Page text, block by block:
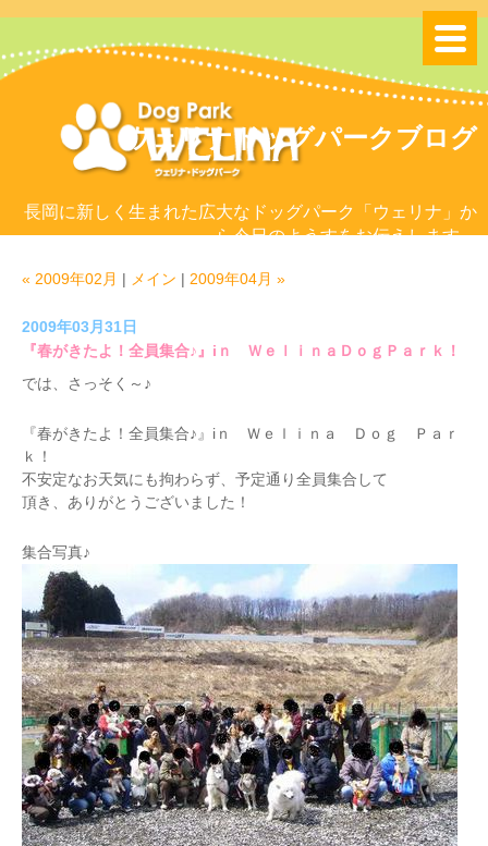
ウェリナドッグパークブログ
長岡に新しく生まれた広大なドッグパーク「ウェリナ」か
ら今日のようすをお伝えします。
« 2009年02月 | メイン | 2009年04月 »
2009年03月31日
『春がきたよ！全員集合♪』iｎ ＷｅｌｉｎａＤｏｇＰａｒｋ！
では、さっそく～♪
『春がきたよ！全員集合♪』iｎ Ｗｅｌｉｎａ Ｄｏｇ Ｐａｒ
ｋ！
不安定なお天気にも拘わらず、予定通り全員集合して
頂き、ありがとうございました！
集合写真♪